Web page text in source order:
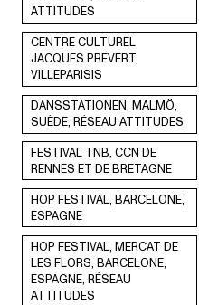
ATTITUDES
CENTRE CULTUREL
JACQUES PRÉVERT,
VILLEPARISIS
DANSSTATIONEN, MALMÖ,
SUÈDE, RÉSEAU ATTITUDES
FESTIVAL TNB, CCN DE
RENNES ET DE BRETAGNE
HOP FESTIVAL, BARCELONE,
ESPAGNE
HOP FESTIVAL, MERCAT DE
LES FLORS, BARCELONE,
ESPAGNE, RÉSEAU
ATTITUDES